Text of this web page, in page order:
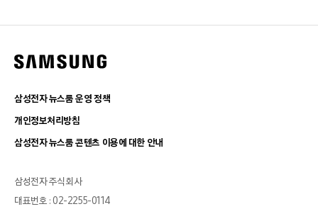
삼성전자 뉴스룸 운영 정책
개인정보처리방침
삼성전자 뉴스룸 콘텐츠 이용에 대한 안내
삼성전자 주식회사
대표번호 : 02-2255-0114